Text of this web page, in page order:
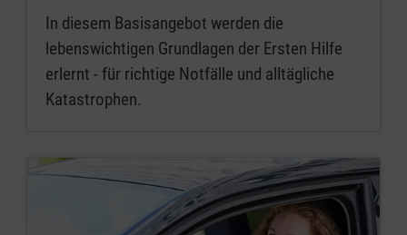
In diesem Basisangebot werden die
lebenswichtigen Grundlagen der Ersten Hilfe
erlernt - für richtige Notfälle und alltägliche
Katastrophen.